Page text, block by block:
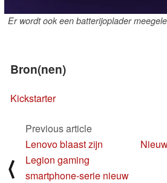
Er wordt ook een batterijoplader
Bron(nen)
Kickstarter
⟨
Previous article
Lenovo blaast zijn
Legion gaming
smartphone-serie nieuw